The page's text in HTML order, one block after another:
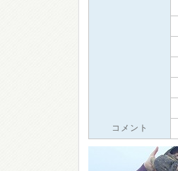
コメント